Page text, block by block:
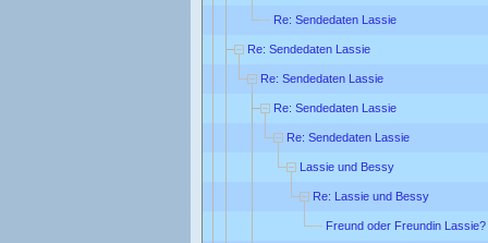
Re: Sendedaten Lassie
Re: Sendedaten Lassie
Re: Sendedaten Lassie
Re: Sendedaten Lassie
Re: Sendedaten Lassie
Lassie und Bessy
Re: Lassie und Bessy
Freund oder Freundin Lassie?